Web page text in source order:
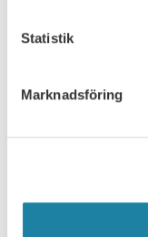
Statistik
Marknadsföring